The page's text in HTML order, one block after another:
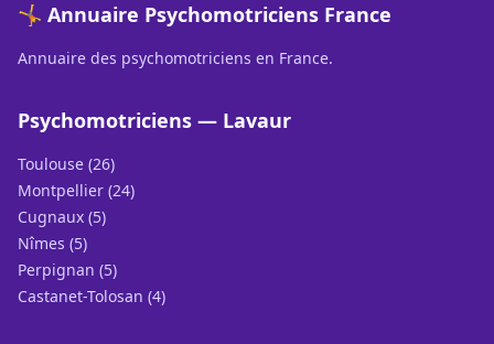
🤸 Annuaire Psychomotriciens France
Annuaire des psychomotriciens en France.
Psychomotriciens — Lavaur
Toulouse (26)
Montpellier (24)
Cugnaux (5)
Nîmes (5)
Perpignan (5)
Castanet-Tolosan (4)